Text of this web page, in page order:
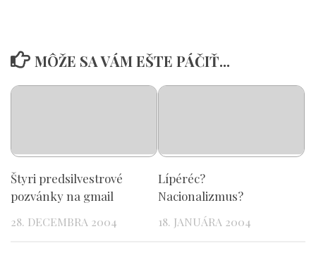
MÔŽE SA VÁM EŠTE PÁČIŤ...
Štyri predsilvestrové
pozvánky na gmail
28. DECEMBRA 2004
Lípéréc?
Nacionalizmus?
18. JANUÁRA 2004